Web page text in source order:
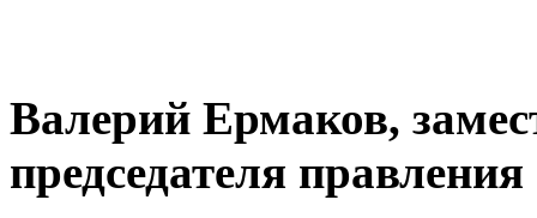
Валерий Ермаков,
председателя